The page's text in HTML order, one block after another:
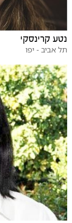
נטע קרינסקי
תל אביב - יפו